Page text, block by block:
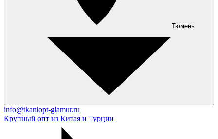
Тюмень
info@tkaniopt-glamur.ru
Крупный опт из Китая и Турции